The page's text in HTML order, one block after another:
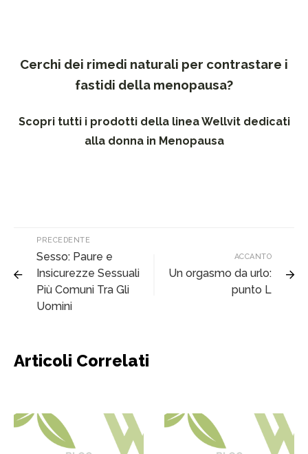
Cerchi dei rimedi naturali per contrastare i
fastidi della menopausa?
Scopri tutti i prodotti della linea Wellvit dedicati
alla donna in Menopausa
PRECEDENTE
Sesso: Paure e
Insicurezze Sessuali
Più Comuni Tra Gli
Uomini
ACCANTO
Un orgasmo da urlo:
punto L
Articoli Correlati